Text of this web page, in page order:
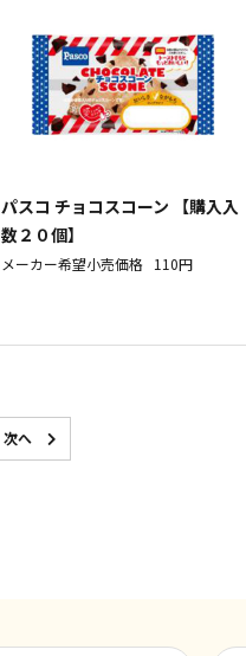
パスコ チョコスコーン 【購入入
数２０個】
メーカー希望小売価格 110円